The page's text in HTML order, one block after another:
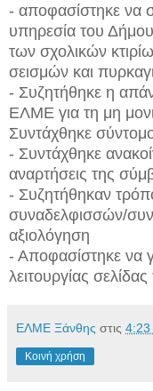
- αποφασίστηκε να
υπηρεσία του
των σχολικών
σεισμών και
- Συζητήθηκε η
ΕΛΜΕ για τη μη
Συντάχθηκε
- Συντάχθηκε
αναρτήσεις της
- Συζητήθηκαν
συναδελφισσών/
αξιολόγηση
- Αποφασίστηκε να
λειτουργίας
ΕΛΜΕ Ξάνθης στις 4:23
Κοινή χρήση